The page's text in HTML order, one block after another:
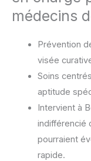
médecins
Prévention
visée
Soins
aptitude
Intervient à
indifférencié
pourraient
rapide.